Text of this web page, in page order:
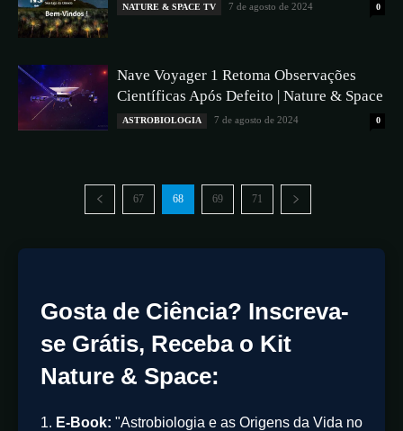
NATURE & SPACE TV 7 de agosto de 2024 0
Nave Voyager 1 Retoma Observações
Científicas Após Defeito | Nature & Space
ASTROBIOLOGIA 7 de agosto de 2024 0
67 68 69 71
Gosta de Ciência? Inscreva-
se Grátis, Receba o Kit
Nature & Space:
1. E-Book: "Astrobiologia e as Origens da Vida no